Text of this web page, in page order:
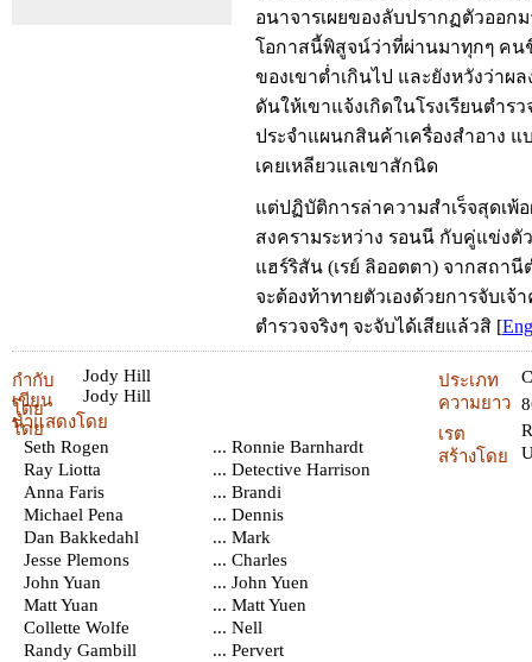
อนาจารเผยของลับปรากฏตัวออก
โอกาสนี้พิสูจน์ว่าที่ผ่านมาทุกๆ ค
ของเขาต่ำเกินไป และยังหวังว่าผ
ดันให้เขาแจ้งเกิดในโรงเรียนตำ
ประจำแผนกสินค้าเครื่องสำอาง
เคยเหลียวแลเขาสักนิด
แต่ปฏิบัติการล่าความสำเร็จสุดเพ้
สงครามระหว่าง รอนนี กับคู่แข่งตั
แฮร์ริสัน (เรย์ ลิออตตา) จากสถานี
จะต้องท้าทายตัวเองด้วยการจับเ
ตำรวจจริงๆ จะจับได้เสียแล้วสิ [
กำกับ
โดย
Jody Hill
เขียน
โดย
Jody Hill
นำแสดงโดย
Seth Rogen
... Ronnie Barnhardt
Ray Liotta
... Detective Harrison
Anna Faris
... Brandi
Michael Pena
... Dennis
Dan Bakkedahl
... Mark
Jesse Plemons
... Charles
John Yuan
... John Yuen
Matt Yuan
... Matt Yuen
Collette Wolfe
... Nell
Randy Gambill
... Pervert
ประเภท
ความยาว
เรต
R
สร้างโดย